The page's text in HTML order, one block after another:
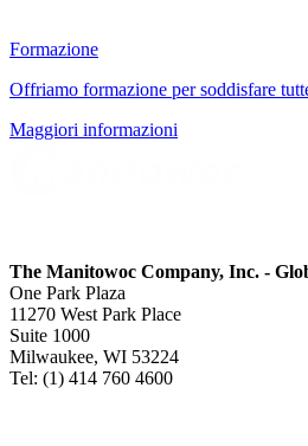
Formazione
Offriamo formazione per soddisfare
Maggiori informazioni
The Manitowoc Company, Inc. -
One Park Plaza
11270 West Park Place
Suite 1000
Milwaukee, WI 53224
Tel: (1) 414 760 4600